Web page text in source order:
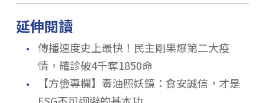
延伸閱讀
． 傳播速度史上最快！民主剛果爆第二大疫
情，確診破4千奪1850命
．
【方儉專欄】毒油照妖鏡：食安誠信，才是